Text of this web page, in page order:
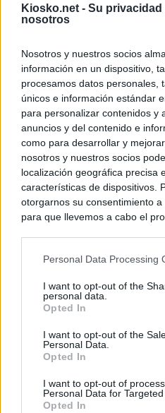
Kiosko.net - Su privacidad
nosotros
Nosotros y nuestros socios
información en un dispositivo,
procesamos datos personales,
únicos e información estándar
para personalizar contenidos y
anuncios y del contenido e
como para desarrollar y
nosotros y nuestros socios
localización geográfica precisa
características de dispositivos.
otorgarnos su consentimiento
para que llevemos a cabo el
negar su consentimiento.
de su consentimiento, pero
rechazar tal procesamiento.
cualquier momento entrando
visitando nuestra política de
Personal Data Processing
I want to opt-out of the
personal data.
Opted In
I want to opt-out of the
Personal Data.
Opted In
I want to opt-out of
Personal Data for Targeted
Opted In